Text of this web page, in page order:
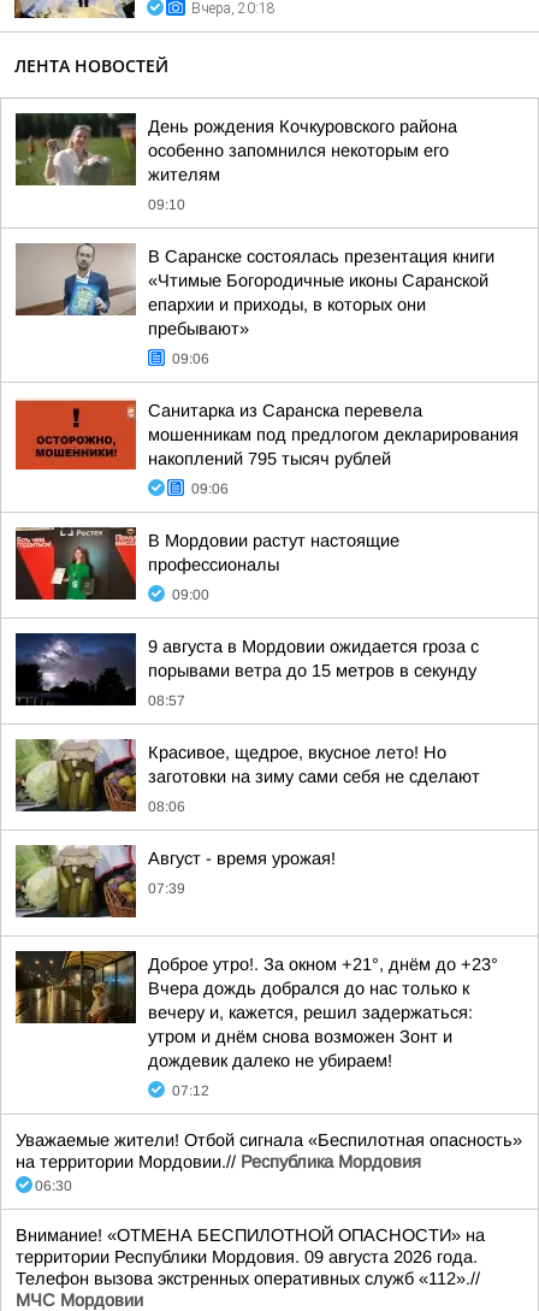
Вчера, 20:18
ЛЕНТА НОВОСТЕЙ
День рождения Кочкуровского района
особенно запомнился некоторым его
жителям
09:10
В Саранске состоялась презентация книги
«Чтимые Богородичные иконы Саранской
епархии и приходы, в которых они
пребывают»
09:06
Санитарка из Саранска перевела
мошенникам под предлогом декларирования
накоплений 795 тысяч рублей
09:06
В Мордовии растут настоящие
профессионалы
09:00
9 августа в Мордовии ожидается гроза с
порывами ветра до 15 метров в секунду
08:57
Красивое, щедрое, вкусное лето! Но
заготовки на зиму сами себя не сделают
08:06
Август - время урожая!
07:39
Доброе утро!. За окном +21°, днём до +23°
Вчера дождь добрался до нас только к
вечеру и, кажется, решил задержаться:
утром и днём снова возможен Зонт и
дождевик далеко не убираем!
07:12
Уважаемые жители! Отбой сигнала «Беспилотная опасность»
на территории Мордовии.// Республика Мордовия
06:30
Внимание! «ОТМЕНА БЕСПИЛОТНОЙ ОПАСНОСТИ» на
территории Республики Мордовия. 09 августа 2026 года.
Телефон вызова экстренных оперативных служб «112».//
МЧС Мордовии